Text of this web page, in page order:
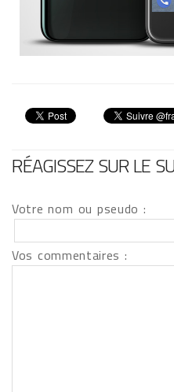
RÉAGISSEZ SUR LE
Votre nom ou pseudo :
Vos commentaires :